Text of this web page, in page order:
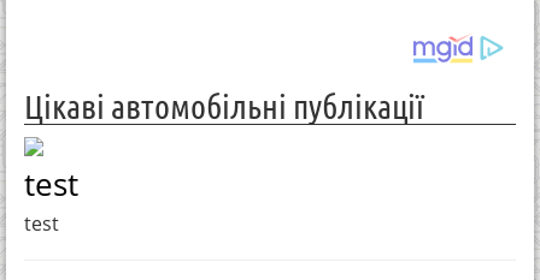
Цікаві автомобільні публікації
test
test